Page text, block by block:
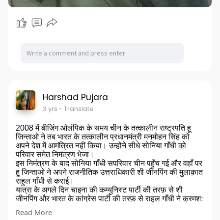
में सम्मान किया गया. मेजर शर्मा भी उसमें शामिल हुए. इस अवसर पर
राष्ट्रपति प्रणब मुखर्जी ने वीरों को सेलयूट किया. एयर मार्शल अर्जन
सिंह भी समारोह पहुंचे थे.
Harshad Pujara
3 yrs - Translate
2008 में बीजिंग ओलंपिक के समय चीन के तत्कालीन राष्ट्रपति हू
जिन्ताओ ने तब भारत के तत्कालीन प्रधानमंत्री मनमोहन सिंह को
अपने देश में आमंत्रित नहीं किया। उन्होंने सीधे सोनिया गाँधी को
परिवार समेत निमंत्रण भेजा।
इस निमंत्रण के बाद सोनिया गाँधी सपरिवार चीन पहुँच गई और वहाँ पर
हू जिन्ताओ ने अपने राजनीतिक उत्तराधिकारी शी जीनपिंग की मुलाक़ात
राहुल गाँधी से कराई।
यात्रा के अगले दिन चाइना की कम्युनिस्ट पार्टी की तरफ़ से शी
जीनपिंग और भारत के कांग्रेस पार्टी की तरफ़ से राहुल गाँधी ने क्रमशः
जिसके अनुसार दोनों पार्टियों के ये उत्तराधिकारी नियमित रूप से एक
Read More